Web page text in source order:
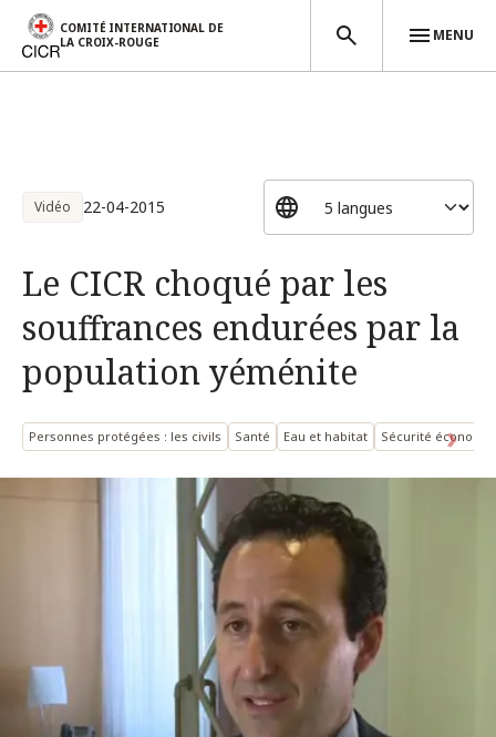
COMITÉ INTERNATIONAL DE
LA CROIX-ROUGE
MENU
Vidéo 22-04-2015
Le CICR choqué par les
souffrances endurées par la
population yéménite
Personnes protégées : les civils Santé Eau et habitat Sécurité